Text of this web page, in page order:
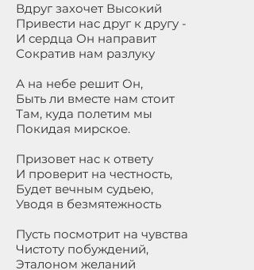
Вдруг захочет Высокий
Привести нас друг к другу -
И сердца Он направит
Сократив нам разлуку
А на небе решит Он,
Быть ли вместе нам стоит
Там, куда полетим мы
Покидая мирское.
Призовет нас к ответу
И проверит на честность,
Будет вечным судьею,
Уводя в безмятежность
Пусть посмотрит на чувства
Чистоту побуждений,
Эталоном желаний